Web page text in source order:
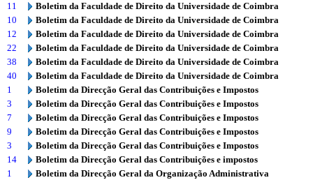
11
Boletim da Faculdade de Direito da Universidade de Coimbra
10
Boletim da Faculdade de Direito da Universidade de Coimbra
12
Boletim da Faculdade de Direito da Universidade de Coimbra
22
Boletim da Faculdade de Direito da Universidade de Coimbra
38
Boletim da Faculdade de Direito da Universidade de Coimbra
40
Boletim da Faculdade de Direito da Universidade de Coimbra
1
Boletim da Direcção Geral das Contribuições e Impostos
3
Boletim da Direcção Geral das Contribuições e Impostos
7
Boletim da Direcção Geral das Contribuições e Impostos
9
Boletim da Direcção Geral das Contribuições e Impostos
3
Boletim da Direcção Geral das Contribuições e Impostos
14
Boletim da Direcção Geral das Contribuições e impostos
1
Boletim da Direcção Geral da Organização Administrativa